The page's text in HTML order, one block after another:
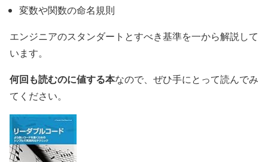
変数や関数の命名規則
エンジニアのスタンダートとすべき基準を一から解説して
います。
何回も読むのに値する本なので、ぜひ手にとって読んでみ
てください。